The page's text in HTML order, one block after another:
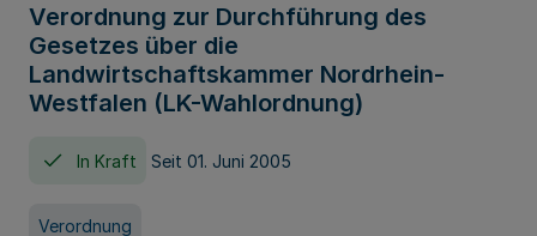
Verordnung zur Durchführung des
Gesetzes über die
Landwirtschaftskammer Nordrhein-
Westfalen (LK-Wahlordnung)
In Kraft Seit 01. Juni 2005
Verordnung